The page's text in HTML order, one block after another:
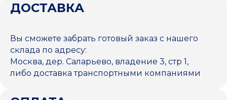
ДОСТАВКА
Вы сможете забрать готовый заказ с нашего
склада по адресу:
Москва, дер. Саларьево, владение 3, стр 1,
либо доставка транспортными компаниями